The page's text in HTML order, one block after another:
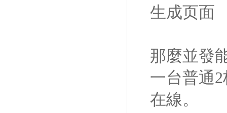
生成页面
那麼並發
一台普通
在線。